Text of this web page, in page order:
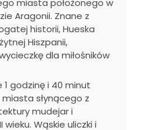
miasta położonego w
Aragonii. Znane z
historii, Hueska
Hiszpanii,
dla miłośników
1 godzinę i 40 minut
słynącego z
mudejar i
wieku. Wąskie uliczki i